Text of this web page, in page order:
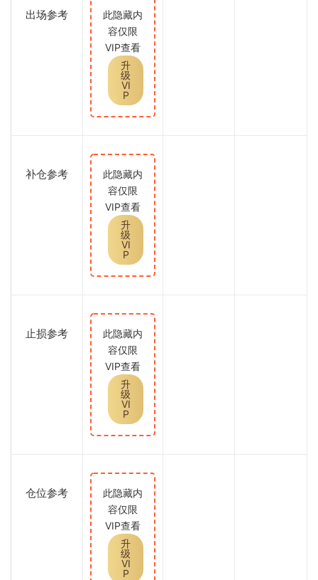
出场参考
此隐藏内
容仅限
VIP查看
升
级
VI
P
补仓参考
此隐藏内
容仅限
VIP查看
升
级
VI
P
止损参考
此隐藏内
容仅限
VIP查看
升
级
VI
P
仓位参考
此隐藏内
容仅限
VIP查看
升
级
VI
P